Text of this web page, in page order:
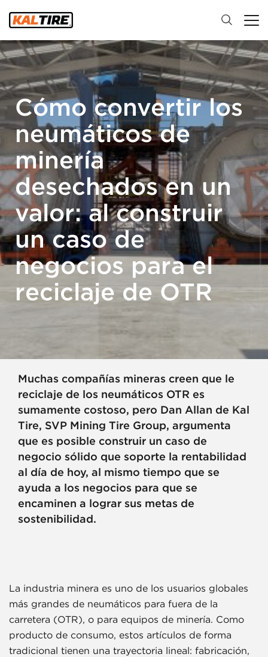
Cómo convertir los
neumáticos de
minería
desechados en un
valor: al construir
un caso de
negocios para el
reciclaje de OTR
Muchas compañías mineras creen que le
reciclaje de los neumáticos OTR es
sumamente costoso, pero Dan Allan de Kal
Tire, SVP Mining Tire Group, argumenta
que es posible construir un caso de
negocio sólido que soporte la rentabilidad
al día de hoy, al mismo tiempo que se
ayuda a los negocios para que se
encaminen a lograr sus metas de
sostenibilidad.
La industria minera es uno de los usuarios globales
más grandes de neumáticos para fuera de la
carretera (OTR), o para equipos de minería. Como
producto de consumo, estos artículos de forma
tradicional tienen una trayectoria lineal: fabricación,